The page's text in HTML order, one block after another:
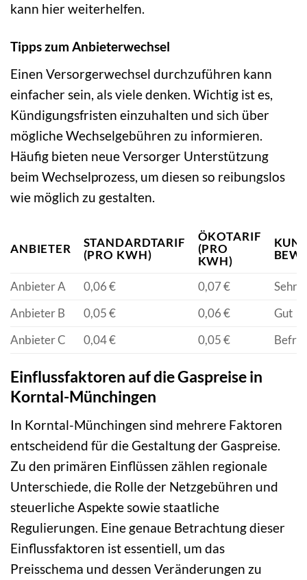
kann hier weiterhelfen.
Tipps zum Anbieterwechsel
Einen Versorgerwechsel durchzuführen kann
einfacher sein, als viele denken. Wichtig ist es,
Kündigungsfristen einzuhalten und sich über
mögliche Wechselgebühren zu informieren.
Häufig bieten neue Versorger Unterstützung
beim Wechselprozess, um diesen so reibungslos
wie möglich zu gestalten.
ANBIETER
STANDARDTARIF
(PRO KWH)
ÖKOTARIF
(PRO
KWH)
Anbieter A 0,06 € 0,07 €
Sehr
Anbieter B
0,05 € 0,06 €
Gut
Anbieter C
0,04 € 0,05 €
Einflussfaktoren auf die Gaspreise in
Korntal-Münchingen
In Korntal-Münchingen sind mehrere Faktoren
entscheidend für die Gestaltung der Gaspreise.
Zu den primären Einflüssen zählen regionale
Unterschiede, die Rolle der Netzgebühren und
steuerliche Aspekte sowie staatliche
Regulierungen. Eine genaue Betrachtung dieser
Einflussfaktoren ist essentiell, um das
Preisschema und dessen Veränderungen zu